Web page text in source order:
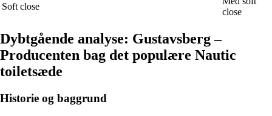
Soft close
close
Dybtgående analyse: Gustavsberg –
Producenten bag det populære Nautic
toiletsæde
Historie og baggrund